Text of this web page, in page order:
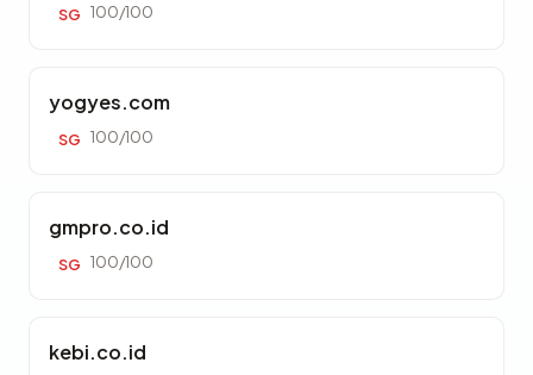
SG 100/100
yogyes.com
SG 100/100
gmpro.co.id
SG 100/100
kebi.co.id